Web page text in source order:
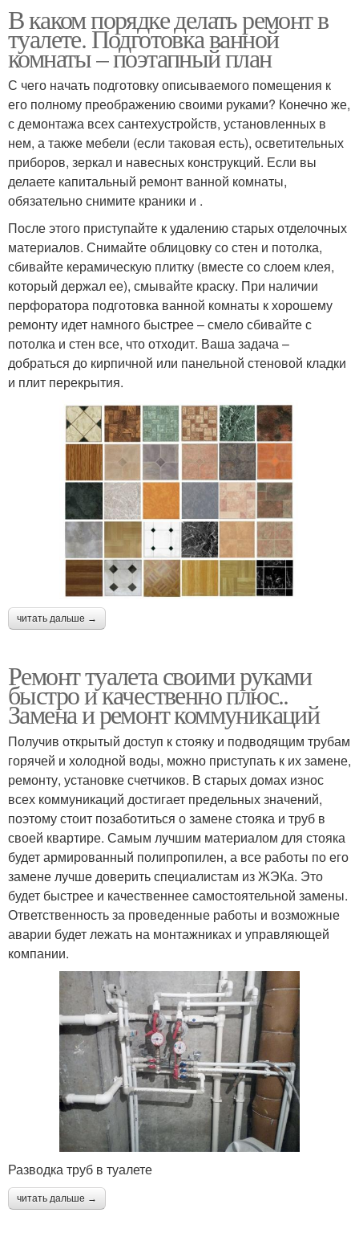
В каком порядке делать ремонт в
туалете. Подготовка ванной
комнаты – поэтапный план
С чего начать подготовку описываемого помещения к
его полному преображению своими руками? Конечно же,
с демонтажа всех сантехустройств, установленных в
нем, а также мебели (если таковая есть), осветительных
приборов, зеркал и навесных конструкций. Если вы
делаете капитальный ремонт ванной комнаты,
обязательно снимите краники и .
После этого приступайте к удалению старых отделочных
материалов. Снимайте облицовку со стен и потолка,
сбивайте керамическую плитку (вместе со слоем клея,
который держал ее), смывайте краску. При наличии
перфоратора подготовка ванной комнаты к хорошему
ремонту идет намного быстрее – смело сбивайте с
потолка и стен все, что отходит. Ваша задача –
добраться до кирпичной или панельной стеновой кладки
и плит перекрытия.
читать дальше →
Ремонт туалета своими руками
быстро и качественно плюс..
Замена и ремонт коммуникаций
Получив открытый доступ к стояку и подводящим трубам
горячей и холодной воды, можно приступать к их замене,
ремонту, установке счетчиков. В старых домах износ
всех коммуникаций достигает предельных значений,
поэтому стоит позаботиться о замене стояка и труб в
своей квартире. Самым лучшим материалом для стояка
будет армированный полипропилен, а все работы по его
замене лучше доверить специалистам из ЖЭКа. Это
будет быстрее и качественнее самостоятельной замены.
Ответственность за проведенные работы и возможные
аварии будет лежать на монтажниках и управляющей
компании.
Разводка труб в туалете
читать дальше →